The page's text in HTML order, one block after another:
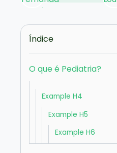
Índice
O que é Pediatria?
Example H4
Example H5
Example H6